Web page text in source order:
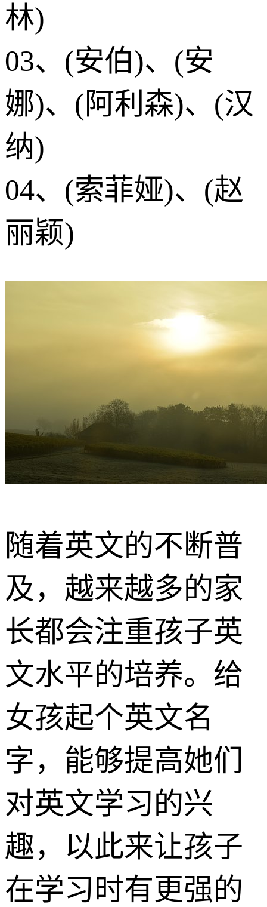
林)
03、(安伯)、(安
娜)、(阿利森)、(汉
纳)
04、(索菲娅)、(赵
丽颖)
随着英文的不断普
及，越来越多的家
长都会注重孩子英
文水平的培养。给
女孩起个英文名
字，能够提高她们
对英文学习的兴
趣，以此来让孩子
在学习时有更强的